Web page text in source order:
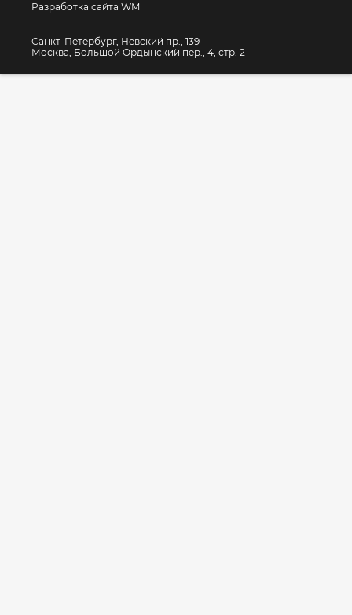
Разработка сайта WM
Санкт-Петербург, Невский пр., 139
Москва, Большой Ордынский пер., 4, стр. 2